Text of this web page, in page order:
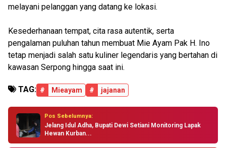
melayani pelanggan yang datang ke lokasi.
Kesederhanaan tempat, cita rasa autentik, serta
pengalaman puluhan tahun membuat Mie Ayam Pak H. Ino
tetap menjadi salah satu kuliner legendaris yang bertahan di
kawasan Serpong hingga saat ini.
TAG: # Mieayam # jajanan
Pos Sebelumnya:
Jelang Idul Adha, Bupati Dewi Setiani Monitoring Lapak
Hewan Kurban...